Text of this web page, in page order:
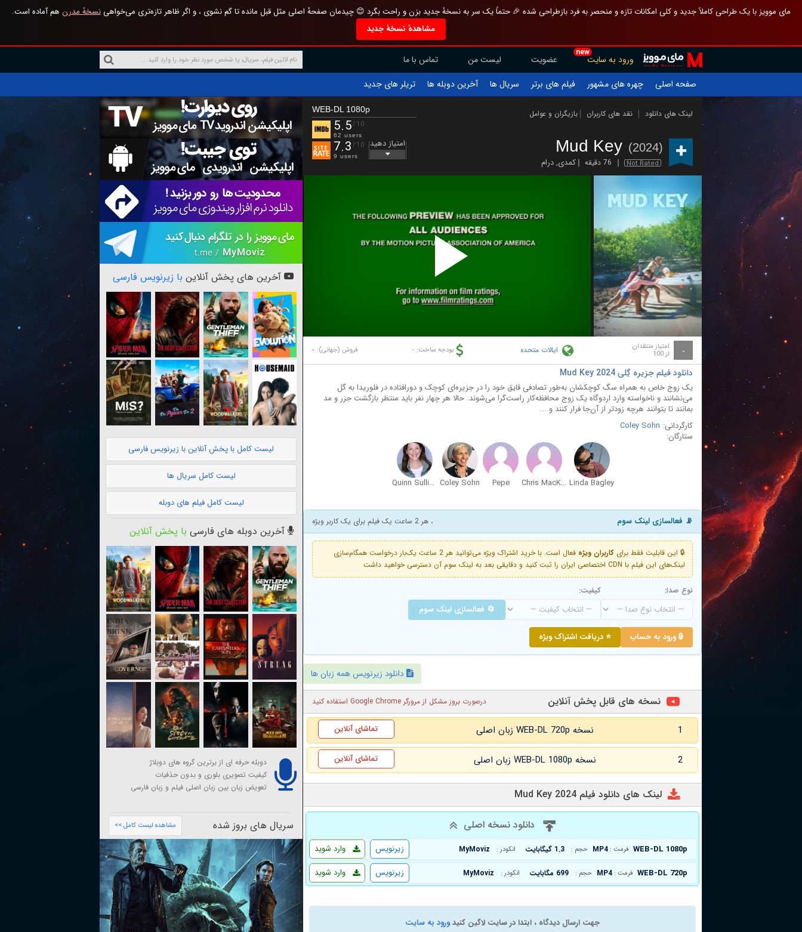
مای موویز با یک طراحی کاملاً جدید و کلی امکانات تازه و منحصر به فرد بازطراحی شده 🎉 حتماً یک سر به نسخهٔ جدید بزن و راحت بگرد 😊 چیدمان صفحهٔ اصلی مثل قبل مانده تا گم نشوی ، و اگر ظاهر تازه‌تری می‌خواهینسخهٔ مدرن هم آماده است.
مشاهدهٔ نسخهٔ جدید
new
ورود به سایت عضویت لیست من
تماس با ما
صفحه اصلی
چهره های مشهور فیلم های برتر سریال ها آخرین دوبله ها تریلر های جدید
لینک های دانلود نقد های کاربران بازیگران و عوامل
Mud Key (2024)
Not Rated 76 دقیقه کمدی,درام
WEB-DL 1080p
5.5/10
62 users
7.3 /10
9 users
امتیاز دهید
Play
Video
- امتیاز منتقدان
از 100 ایالات متحده بودجه ساخت: - فروش (جهانی): -
دانلود فیلم جزیره گِلی Mud Key 2024
یک زوج خاص به همراه سگ کوچکشان به‌طور تصادفی قایق خود را در جزیره‌ای کوچک و دورافتاده در فلوریدا به گل
می‌نشانند و ناخواسته وارد اردوگاه یک زوج محافظه‌کار راست‌گرا می‌شوند. حالا هر چهار نفر باید منتظر بازگشت جزر و مد
بمانند تا بتوانند هرچه زودتر از آن‌جا فرار کنند و ...
کارگردانی: Coley Sohn
ستارگان:
Linda Bagley
Chris MacKenzie
Pepe
Coley Sohn
Quinn Sullivan
📡 فعالسازی لینک سوم ، هر 2 ساعت یک فیلم برای یک کاربر ویژه
🔒 این قابلیت فقط برای کاربران ویژه
فعال است. با خرید اشتراک ویژه می‌توانید هر 2 ساعت یک‌بار درخواست همگام‌سازی
لینک‌های این فیلم با CDN اختصاصی ایران را ثبت کنید و دقایقی بعد به لینک سوم آن دسترسی خواهید داشت
نوع صدا: کیفیت:
🔄 فعالسازی لینک سوم
🔒 ورود به حساب ⭐ دریافت اشتراک ویژه
دانلود زیرنویس همه زبان ها
نسخه های قابل پخش آنلاین درصورت بروز مشکل از مرورگر Google Chrome استفاده کنید
1 نسخه WEB-DL 720p زبان اصلی تماشای آنلاین
2 نسخه WEB-DL 1080p زبان اصلی تماشای آنلاین
لینک های دانلود فیلم Mud Key 2024
دانلود نسخه اصلی
WEB-DL 1080p فرمت : MP4 حجم : 1.3 گیگابایت انکودر : MyMoviz وارد شوید
زیرنویس
WEB-DL 720p فرمت : MP4 حجم : 699 مگابایت انکودر : MyMoviz وارد شوید زیرنویس
جهت ارسال دیدگاه ، ابتدا در سایت لاگین کنیدورود به سایت
آخرین های پخش آنلاین با زیرنویس فارسی
لیست کامل با پخش آنلاین با زیرنویس فارسی
لیست کامل سریال ها
لیست کامل فیلم های دوبله
آخرین دوبله های فارسی با پخش آنلاین
دوبله حرفه ای از برترین گروه های دوبلاژ
کیفیت تصویری بلوری و بدون حذفیات
تعویض زبان بین زبان اصلی فیلم و زبان فارسی
سریال های بروز شده مشاهده لیست کامل >>